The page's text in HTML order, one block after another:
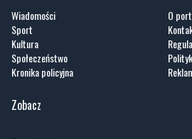
Kronika policyjna
Zobacz
Nasze HotSpoty